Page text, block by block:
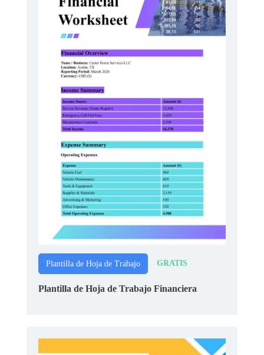
Plantilla de Hoja de Trabajo GRATIS
Plantilla de Hoja de Trabajo Financiera